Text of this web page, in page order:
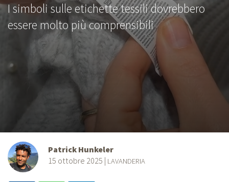
I simboli sulle etichette tessili dovrebbero
essere molto più comprensibili
Patrick Hunkeler
15 ottobre 2025 | LAVANDERIA